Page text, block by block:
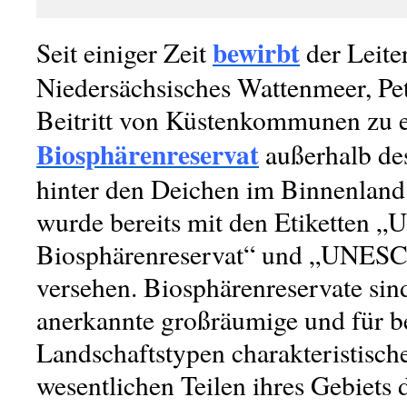
Seit einiger Zeitbewirbtder
Niedersächsisches Wattenmeer,
Beitritt von Küstenkommunen zu
Biosphärenreservat außerhalb
hinter den Deichen im
wurde bereits mit den Etiketten
Biosphärenreservat“ und
versehen. Biosphärenreservate
anerkannte großräumige und für
Landschaftstypen
wesentlichen Teilen ihres Gebiets